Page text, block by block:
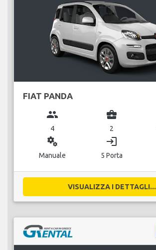
FIAT PANDA
group
4
business_center
2
miscellaneous_services
Manuale
login
5 Porta
VISUALIZZA I DETTAGLI...